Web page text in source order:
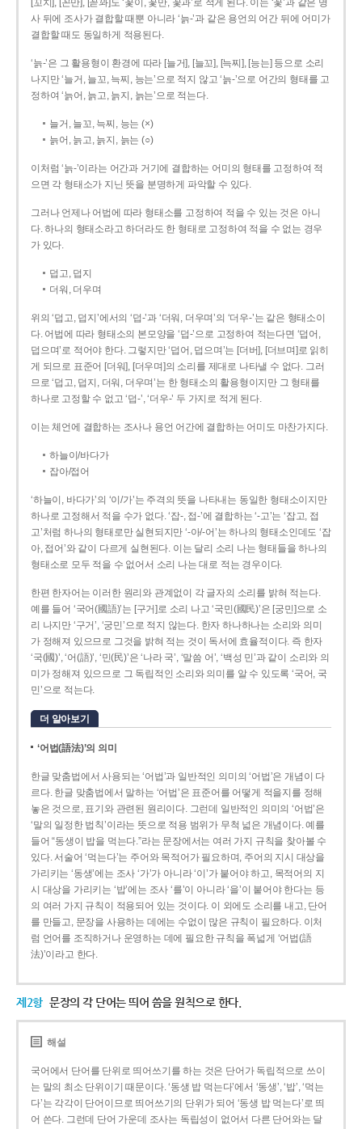
[꼬치], [꼰만], [꼳꽈]도 ‘꽃이, 꽃만, 꽃과’로 적게 된다. 이는 ‘꽃’과 같은 명
사 뒤에 조사가 결합할 때뿐 아니라 ‘늙-’과 같은 용언의 어간 뒤에 어미가
결합할 때도 동일하게 적용된다.
‘늙-’은 그 활용형이 환경에 따라 [늘거], [늘꼬], [늑찌], [능는] 등으로 소리
나지만 ‘늘거, 늘꼬, 늑찌, 능는’으로 적지 않고 ‘늙-’으로 어간의 형태를 고
정하여 ‘늙어, 늙고, 늙지, 늙는’으로 적는다.
늘거, 늘꼬, 늑찌, 능는 (×)
늙어, 늙고, 늙지, 늙는 (○)
이처럼 ‘늙-­’이라는 어간과 거기에 결합하는 어미의 형태를 고정하여 적
으면 각 형태소가 지닌 뜻을 분명하게 파악할 수 있다.
그러나 언제나 어법에 따라 형태소를 고정하여 적을 수 있는 것은 아니
다. 하나의 형태소라고 하더라도 한 형태로 고정하여 적을 수 없는 경우
가 있다.
덥고, 덥지
더워, 더우며
위의 ‘덥고, 덥지’에서의 ‘덥-­’과 ‘더워, 더우며’의 ‘더우-­’는 같은 형태소이
다. 어법에 따라 형태소의 본모양을 ‘덥-­’으로 고정하여 적는다면 ‘덥어,
덥으며’로 적어야 한다. 그렇지만 ‘덥어, 덥으며’는 [더버], [더브며]로 읽히
게 되므로 표준어 [더워], [더우며]의 소리를 제대로 나타낼 수 없다. 그러
므로 ‘덥고, 덥지, 더워, 더우며’는 한 형태소의 활용형이지만 그 형태를
하나로 고정할 수 없고 ‘덥-’, ‘더우-’ 두 가지로 적게 된다.
이는 체언에 결합하는 조사나 용언 어간에 결합하는 어미도 마찬가지다.
하늘이/바다가
잡아/접어
‘하늘이, 바다가’의 ‘이/가’는 주격의 뜻을 나타내는 동일한 형태소이지만
하나로 고정해서 적을 수가 없다. ‘잡-, 접-’에 결합하는 ‘-고’는 ‘잡고, 접
고’처럼 하나의 형태로만 실현되지만 ‘-아/-어’는 하나의 형태소인데도 ‘잡
아, 접어’와 같이 다르게 실현된다. 이는 달리 소리 나는 형태들을 하나의
형태소로 모두 적을 수 없어서 소리 나는 대로 적는 경우이다.
한편 한자어는 이러한 원리와 관계없이 각 글자의 소리를 밝혀 적는다.
예를 들어 ‘국어(國語)’는 [구거]로 소리 나고 ‘국민(國民)’은 [궁민]으로 소
리 나지만 ‘구거’, ‘궁민’으로 적지 않는다. 한자 하나하나는 소리와 의미
가 정해져 있으므로 그것을 밝혀 적는 것이 독서에 효율적이다. 즉 한자
‘국(國)’, ‘어(語)’, ‘민(民)’은 ‘나라 국’, ‘말씀 어’, ‘백성 민’과 같이 소리와 의
미가 정해져 있으므로 그 독립적인 소리와 의미를 알 수 있도록 ‘국어, 국
민’으로 적는다.
더 알아보기
‘어법(語法)’의 의미
한글 맞춤법에서 사용되는 ‘어법’과 일반적인 의미의 ‘어법’은 개념이 다
르다. 한글 맞춤법에서 말하는 ‘어법’은 표준어를 어떻게 적을지를 정해
놓은 것으로, 표기와 관련된 원리이다. 그런데 일반적인 의미의 ‘어법’은
‘말의 일정한 법칙’이라는 뜻으로 적용 범위가 무척 넓은 개념이다. 예를
들어 “동생이 밥을 먹는다.”라는 문장에서는 여러 가지 규칙을 찾아볼 수
있다. 서술어 ‘먹는다’는 주어와 목적어가 필요하며, 주어의 지시 대상을
가리키는 ‘동생’에는 조사 ‘가’가 아니라 ‘이’가 붙어야 하고, 목적어의 지
시 대상을 가리키는 ‘밥’에는 조사 ‘를’이 아니라 ‘을’이 붙어야 한다는 등
의 여러 가지 규칙이 적용되어 있는 것이다. 이 외에도 소리를 내고, 단어
를 만들고, 문장을 사용하는 데에는 수없이 많은 규칙이 필요하다. 이처
럼 언어를 조직하거나 운영하는 데에 필요한 규칙을 폭넓게 ‘어법(語
法)’이라고 한다.
제2항 문장의 각 단어는 띄어 씀을 원칙으로 한다.
해설
국어에서 단어를 단위로 띄어쓰기를 하는 것은 단어가 독립적으로 쓰이
는 말의 최소 단위이기 때문이다. ‘동생 밥 먹는다’에서 ‘동생’, ‘밥’, ‘먹는
다’는 각각이 단어이므로 띄어쓰기의 단위가 되어 ‘동생 밥 먹는다’로 띄
어 쓴다. 그런데 단어 가운데 조사는 독립성이 없어서 다른 단어와는 달